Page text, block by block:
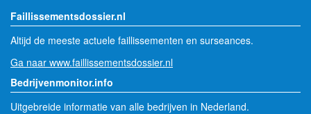
Faillissementsdossier.nl
Altijd de meeste actuele faillissementen en surseances.
Ga naar www.faillissementsdossier.nl
Bedrijvenmonitor.info
Uitgebreide informatie van alle bedrijven in Nederland.